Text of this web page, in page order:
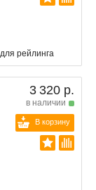
рейлинга
3 320 р.
в наличии
В корзину